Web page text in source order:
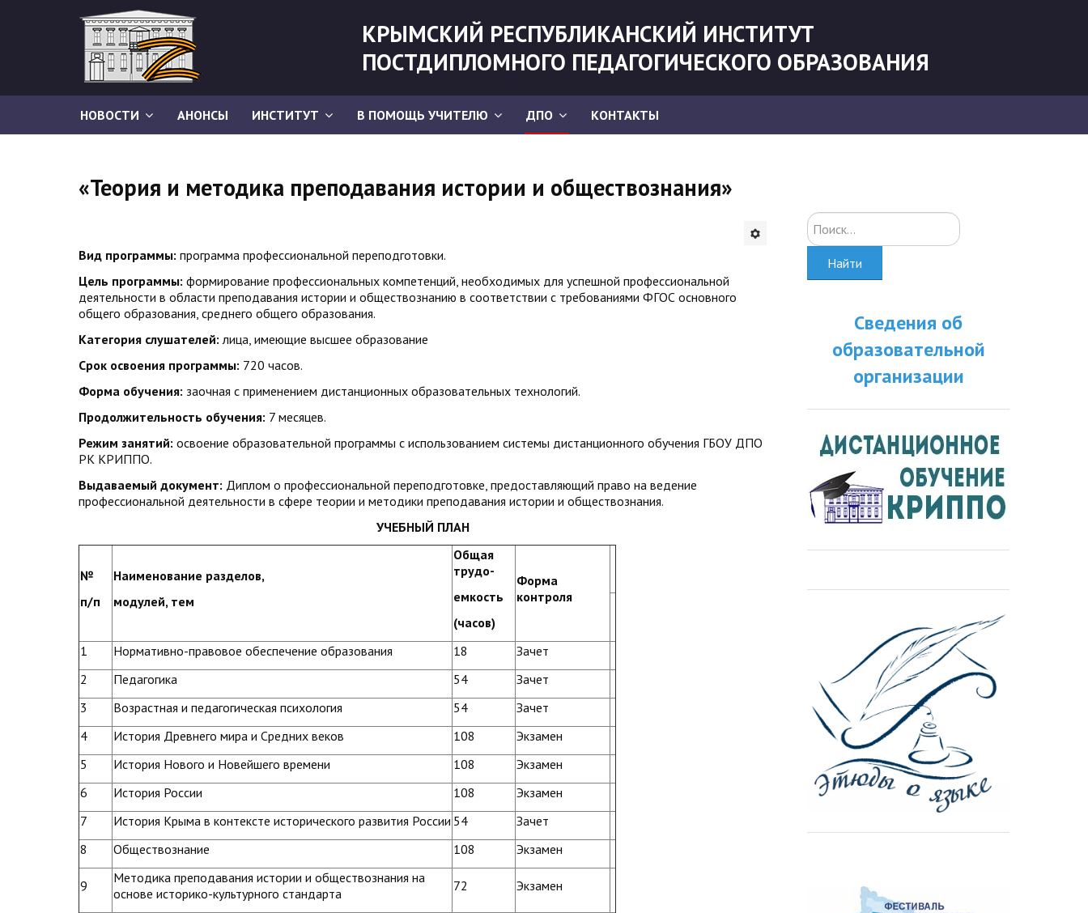
КРЫМСКИЙ РЕСПУБЛИКАНСКИЙ ИНСТИТУТ
ПОСТДИПЛОМНОГО ПЕДАГОГИЧЕСКОГО ОБРАЗОВАНИЯ
НОВОСТИ АНОНСЫ ИНСТИТУТ В ПОМОЩЬ УЧИТЕЛЮ ДПО КОНТАКТЫ
«Теория и методика преподавания истории и обществознания»
Вид программы: программа профессиональной переподготовки.
Цель программы: формирование профессиональных компетенций, необходимых для успешной профессиональной
деятельности в области преподавания истории и обществознанию в соответствии с требованиями ФГОС основного
общего образования, среднего общего образования.
Категория слушателей:лица, имеющие высшее образование
Срок освоения программы: 720 часов.
Форма обучения: заочная с применением дистанционных образовательных технологий.
Продолжительность обучения: 7 месяцев.
Режим занятий: освоение образовательной программы с использованием системы дистанционного обучения ГБОУ ДПО
РК КРИППО.
Выдаваемый документ: Диплом о профессиональной переподготовке, предоставляющий право на ведение
профессиональной деятельности в сфере теории и методики преподавания истории и обществознания.
УЧЕБНЫЙ ПЛАН
№
п/п
Наименование разделов,
модулей, тем
Общая
трудо-
емкость
(часов)
Форма
контроля
1 Нормативно-правовое обеспечение образования 18
Зачет
2
Педагогика 54
Зачет
3
Возрастная и педагогическая психология 54
Зачет
4
История Древнего мира и Средних веков 108
Экзамен
5
История Нового и Новейшего времени 108
Экзамен
6
История России 108
Экзамен
7
История Крыма в контексте исторического развития России 54
Зачет
8
Обществознание 108 Экзамен
9
Методика преподавания истории и обществознания на
основе историко-культурного стандарта
72 Экзамен
Искать...
Найти
Сведения об
образовательной
организации